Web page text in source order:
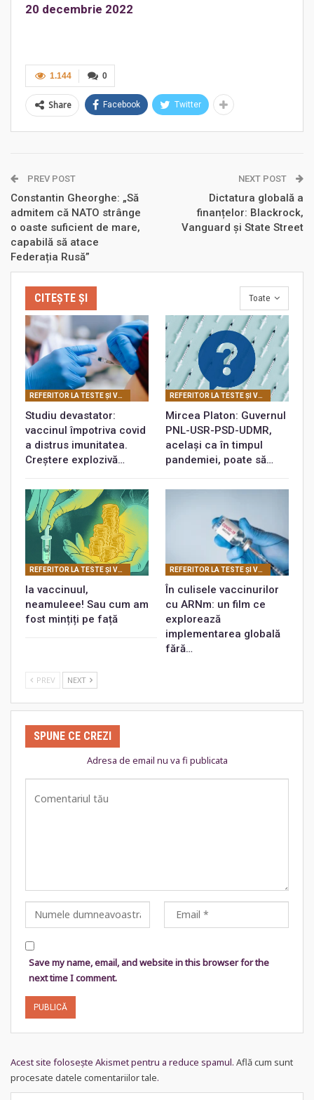
20 decembrie 2022
0
1.144
Share Facebook Twitter
PREV POST
Constantin Gheorghe: „Să
admitem că NATO strânge
o oaste suficient de mare,
capabilă să atace
Federația Rusă”
NEXT POST
Dictatura globală a
finanțelor: Blackrock,
Vanguard și State Street
Toate
CITEȘTE ȘI
REFERITOR LA TESTE ŞI VACCINURI
Studiu devastator:
vaccinul împotriva covid
a distrus imunitatea.
Creștere explozivă…
REFERITOR LA TESTE ŞI VACCINURI
Mircea Platon: Guvernul
PNL-USR-PSD-UDMR,
același ca în timpul
pandemiei, poate să…
REFERITOR LA TESTE ŞI VACCINURI
Ia vaccinuul,
neamuleee! Sau cum am
fost mințiți pe față
REFERITOR LA TESTE ŞI VACCINURI
În culisele vaccinurilor
cu ARNm: un film ce
explorează
implementarea globală
fără…
PREV NEXT
SPUNE CE CREZI
Adresa de email nu va fi publicata
Save my name, email, and website in this browser for the
next time I comment.
Acest site folosește Akismet pentru a reduce spamul. Află cum sunt
procesate datele comentariilor tale.